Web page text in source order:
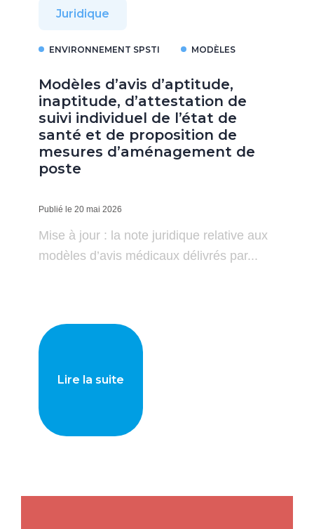
Juridique
ENVIRONNEMENT SPSTI MODÈLES
Modèles d’avis d’aptitude,
inaptitude, d’attestation de
suivi individuel de l’état de
santé et de proposition de
mesures d’aménagement de
poste
Publié le 20 mai 2026
Mise à jour : la note juridique relative aux
modèles d’avis médicaux délivrés par...
Lire la suite